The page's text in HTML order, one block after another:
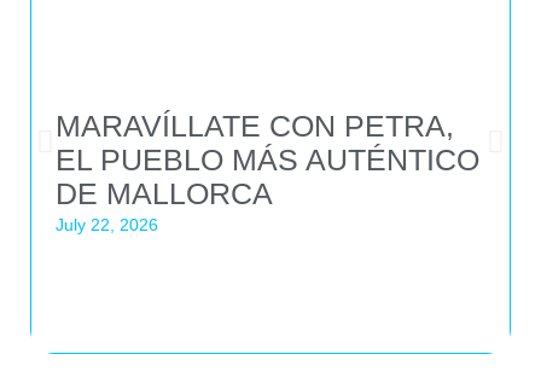
MARAVÍLLATE CON PETRA,
EL PUEBLO MÁS AUTÉNTICO
DE MALLORCA
July 22, 2026